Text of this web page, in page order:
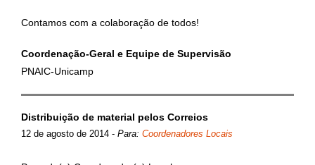
Contamos com a colaboração de todos!
Coordenação-Geral e Equipe de Supervisão
PNAIC-Unicamp
Distribuição de material pelos Correios
12 de agosto de 2014 - Para: Coordenadores Locais